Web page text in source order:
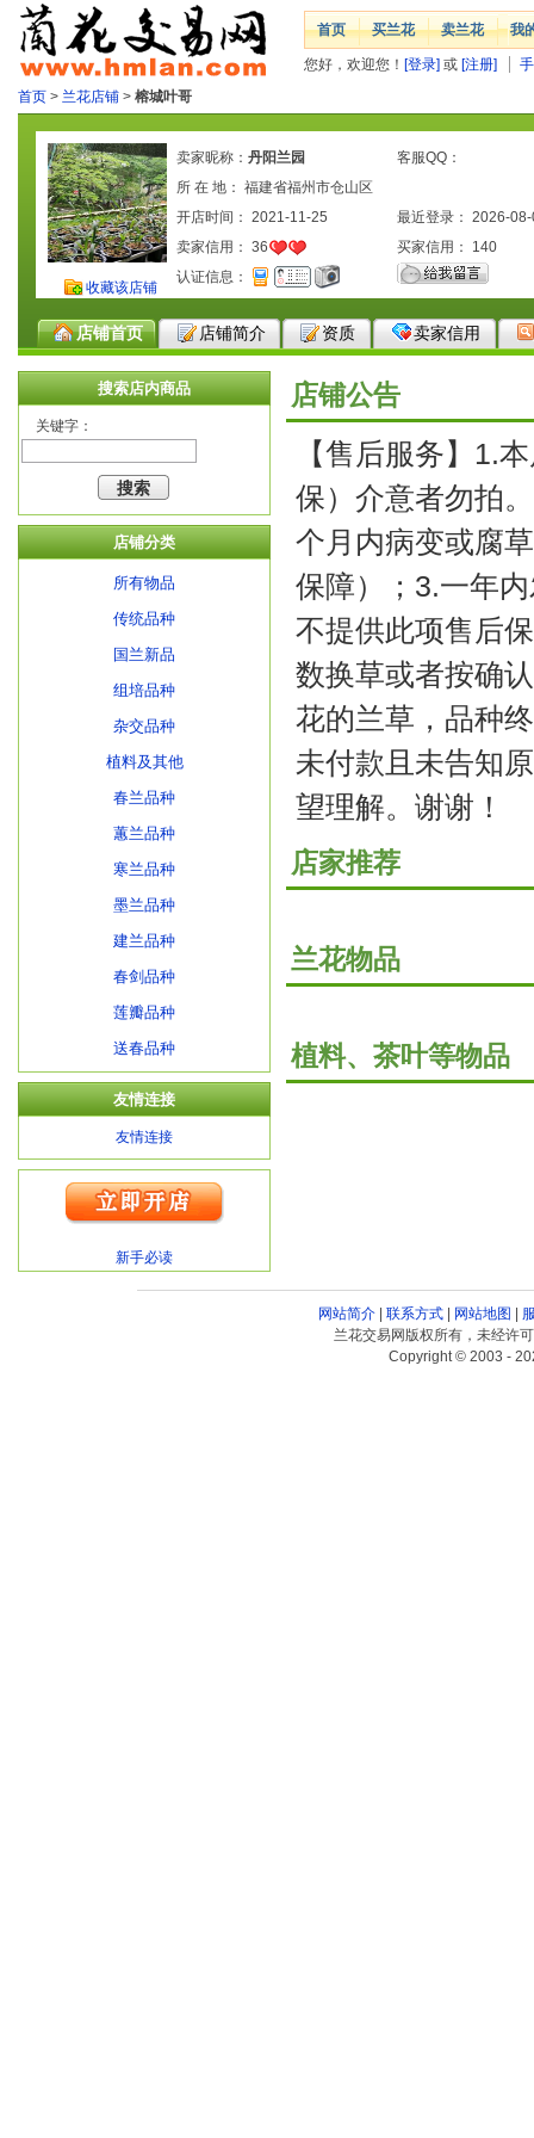
首页 买兰花 卖兰花 我
您好，欢迎您！ [登录] 或 [注册]
首页 > 兰花店铺 > 榕城叶哥
收藏该店铺
卖家昵称： 丹阳兰园
客服QQ：
所 在 地： 福建省福州市仓山区
开店时间： 2021-11-25
最近登录： 2026-
卖家信用： 36 买家信用： 140
认证信息：
店铺首页 店铺简介 资质 卖家信用
搜索店内商品
关键字：
店铺分类
所有物品
传统品种
国兰新品
组培品种
杂交品种
植料及其他
春兰品种
蕙兰品种
寒兰品种
墨兰品种
建兰品种
春剑品种
莲瓣品种
送春品种
友情连接
友情连接
新手必读
店铺公告
【售后服务】1.
保）介意者勿拍
个月内病变或腐
保障）；3.一年
不提供此项售后
数换草或者按确
花的兰草，品种
未付款且未告知
望理解。谢谢！
店家推荐
兰花物品
植料、茶叶等物品
网站简介| 联系方式| 网站地图 |
兰花交易网版权所有，未经许
Copyright © 2003 -